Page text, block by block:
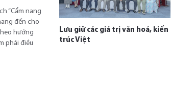
“Cẩm nang
đến cho
hướng
phải điều
Lưu giữ các giá trị văn hoá, kiến
trúc Việt